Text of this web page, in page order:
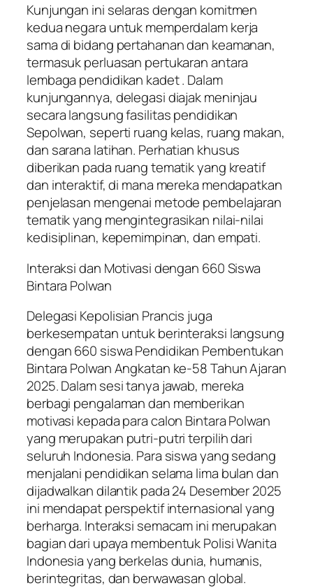
Kunjungan ini selaras dengan komitmen
kedua negara untuk memperdalam kerja
sama di bidang pertahanan dan keamanan,
termasuk perluasan pertukaran antara
lembaga pendidikan kadet . Dalam
kunjungannya, delegasi diajak meninjau
secara langsung fasilitas pendidikan
Sepolwan, seperti ruang kelas, ruang makan,
dan sarana latihan. Perhatian khusus
diberikan pada ruang tematik yang kreatif
dan interaktif, di mana mereka mendapatkan
penjelasan mengenai metode pembelajaran
tematik yang mengintegrasikan nilai-nilai
kedisiplinan, kepemimpinan, dan empati.
Interaksi dan Motivasi dengan 660 Siswa
Bintara Polwan
Delegasi Kepolisian Prancis juga
berkesempatan untuk berinteraksi langsung
dengan 660 siswa Pendidikan Pembentukan
Bintara Polwan Angkatan ke-58 Tahun Ajaran
2025. Dalam sesi tanya jawab, mereka
berbagi pengalaman dan memberikan
motivasi kepada para calon Bintara Polwan
yang merupakan putri-putri terpilih dari
seluruh Indonesia. Para siswa yang sedang
menjalani pendidikan selama lima bulan dan
dijadwalkan dilantik pada 24 Desember 2025
ini mendapat perspektif internasional yang
berharga. Interaksi semacam ini merupakan
bagian dari upaya membentuk Polisi Wanita
Indonesia yang berkelas dunia, humanis,
berintegritas, dan berwawasan global.